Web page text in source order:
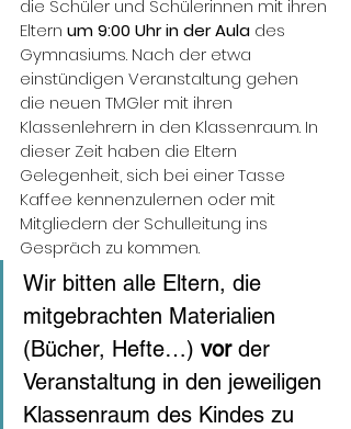
die Schüler und Schülerinnen mit ihren
Eltern um 9:00 Uhr in der Aula des
Gymnasiums. Nach der etwa
einstündigen Veranstaltung gehen
die neuen TMGler mit ihren
Klassenlehrern in den Klassenraum. In
dieser Zeit haben die Eltern
Gelegenheit, sich bei einer Tasse
Kaffee kennenzulernen oder mit
Mitgliedern der Schulleitung ins
Gespräch zu kommen.
Wir bitten alle Eltern, die
mitgebrachten Materialien
(Bücher, Hefte…) vor der
Veranstaltung in den jeweiligen
Klassenraum des Kindes zu